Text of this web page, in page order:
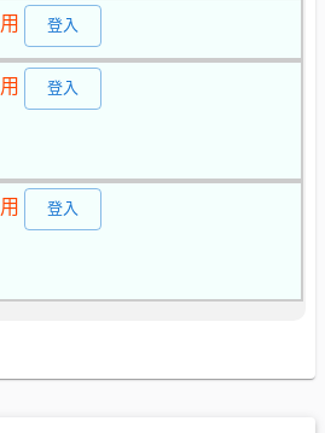
登入
登入
登入